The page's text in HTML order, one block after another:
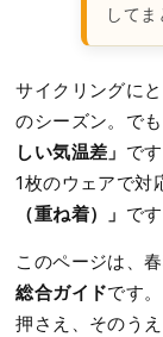
してま
サイクリングに
のシーズン。で
しい気温差」 で
1枚のウェアで対
（重ね着）」 です
このページは、
総合ガイドです
押さえ、そのう